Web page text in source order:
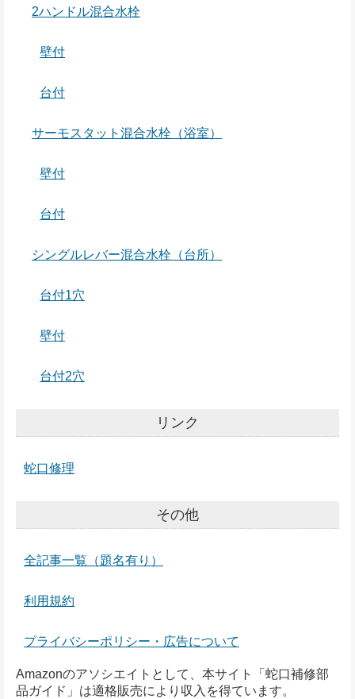
2ハンドル混合水栓
壁付
台付
サーモスタット混合水栓（浴室）
壁付
台付
シングルレバー混合水栓（台所）
台付1穴
壁付
台付2穴
リンク
蛇口修理
その他
全記事一覧（題名有り）
利用規約
プライバシーポリシー・広告について
Amazonのアソシエイトとして、本サイト「蛇口補修部
品ガイド」は適格販売により収入を得ています。